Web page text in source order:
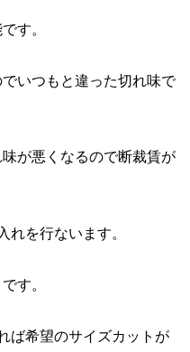
す。
いつもと違った切れ味で
が悪くなるので断裁賃が
れを行ないます。
す。
ば希望のサイズカットが